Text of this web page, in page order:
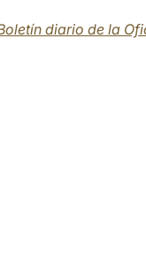
diario de la